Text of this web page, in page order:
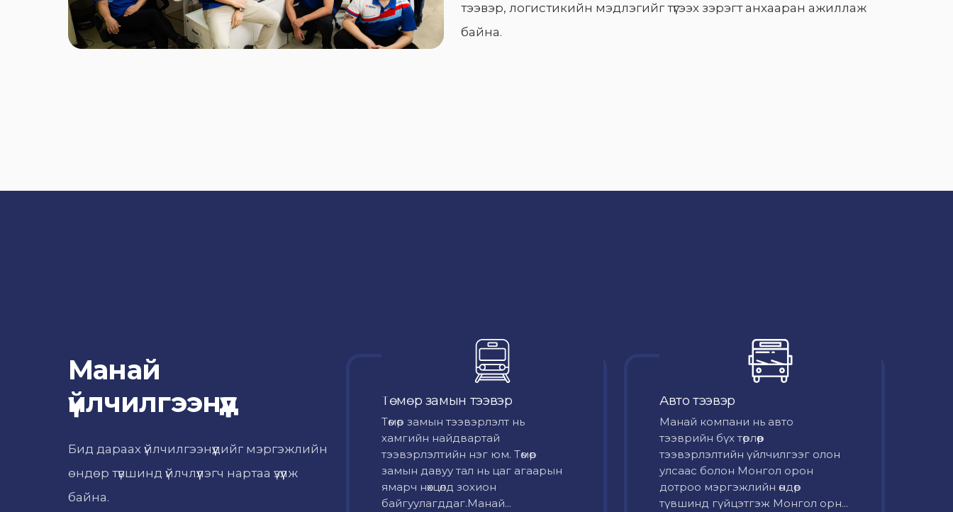
тээвэр, логистикийн мэдлэгийг түгээх зэрэгт анхааран ажиллаж
байна.
Манай
үйлчилгээнүүд
Бид дараах үйлчилгээнүүдийг мэргэжлийн
өндөр түвшинд үйлчлүүлэгч нартаа үзүүлж
байна.
Төмөр замын тээвэр
Төмөр замын тээвэрлэлт нь
хамгийн найдвартай
тээвэрлэлтийн нэг юм. Төмөр
замын давуу тал нь цаг агаарын
ямарч нөхцөлд зохион
байгуулагддаг.Манай...
Авто тээвэр
Mанай компани нь авто
тээврийн бүх төрлөөр
тээвэрлэлтийн үйлчилгээг олон
улсаас болон Монгол орон
дотроо мэргэжлийн өндөр
түвшинд гүйцэтгэж Монгол орн...